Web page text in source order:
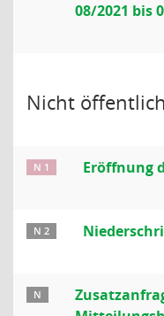
08/2021 bis
Nicht
N 1 Eröffnung
N 2
N